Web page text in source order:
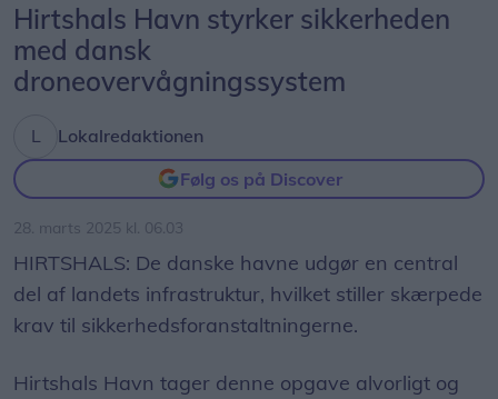
Hirtshals Havn styrker sikkerheden
med dansk
droneovervågningssystem
Lokalredaktionen
Følg os på Discover
28. marts 2025 kl. 06.03
HIRTSHALS: De danske havne udgør en central
del af landets infrastruktur, hvilket stiller skærpede
krav til sikkerhedsforanstaltningerne.
Hirtshals Havn tager denne opgave alvorligt og